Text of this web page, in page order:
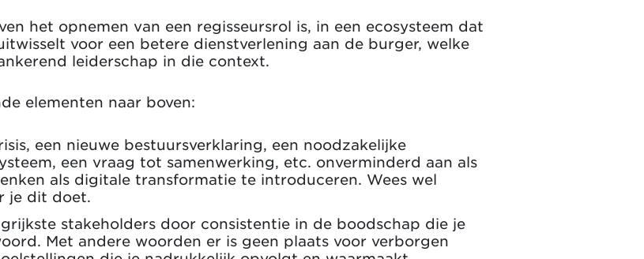
het opnemen van een regisseursrol is, in een ecosysteem dat
voor een betere dienstverlening aan de burger, welke
leiderschap in die context.
elementen naar boven:
een nieuwe bestuursverklaring, een noodzakelijke
een vraag tot samenwerking, etc. onverminderd aan als
als digitale transformatie te introduceren. Wees wel
je dit doet.
stakeholders door consistentie in de boodschap die je
Met andere woorden er is geen plaats voor verborgen